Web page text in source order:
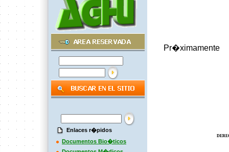
Enlaces r�pidos
Documentos Bio�ticos
Pr�ximamente